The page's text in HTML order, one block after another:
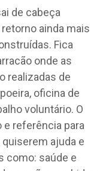
de cabeça
ainda mais
Fica
onde as
realizadas de
oficina de
voluntário. O
e referência para
ajuda e
como: saúde e